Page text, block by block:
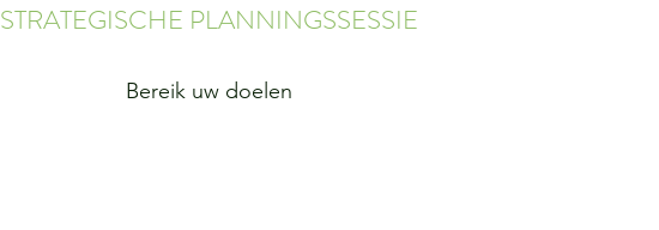
STRATEGISCHE PLANNINGSSESSIE
Bereik uw doelen